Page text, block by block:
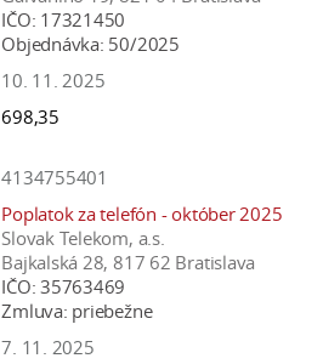
IČO: 17321450
Objednávka: 50/2025
10. 11. 2025
698,35
4134755401
Poplatok za telefón - október 2025
Slovak Telekom, a.s.
Bajkalská 28, 817 62 Bratislava
IČO: 35763469
Zmluva: priebežne
7. 11. 2025